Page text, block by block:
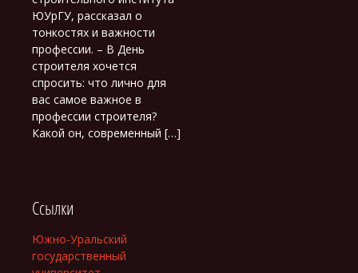
ЮУрГУ, рассказал о
тонкостях и важности
профессии. – В День
строителя хочется
спросить: что лично для
вас самое важное в
профессии строителя?
Какой он, современный […]
Ссылки
Южно-Уральский
государственный